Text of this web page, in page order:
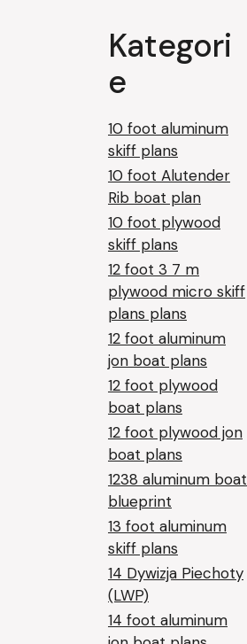
Kategori
e
10 foot aluminum
skiff plans
10 foot Alutender
Rib boat plan
10 foot plywood
skiff plans
12 foot 3 7 m
plywood micro skiff
plans plans
12 foot aluminum
jon boat plans
12 foot plywood
boat plans
12 foot plywood jon
boat plans
1238 aluminum boat
blueprint
13 foot aluminum
skiff plans
14 Dywizja Piechoty
(LWP)
14 foot aluminum